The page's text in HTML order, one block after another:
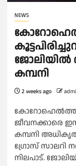
NEWS
ജോലിയിൽ
കമ്പനി
2 weeks ago
ജീവനക്കാരെ
കമ്പനി
ഗ്രോസ് സാലറി
നിലപാട്.